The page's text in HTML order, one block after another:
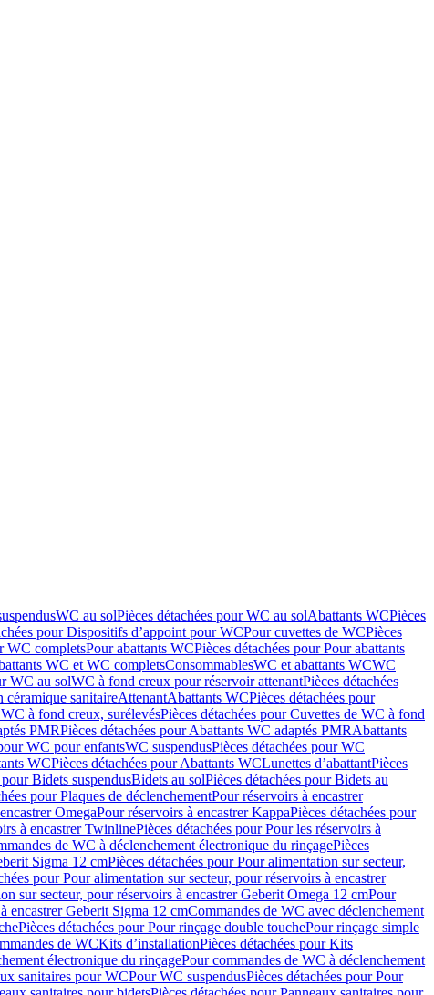
WC au solPièces détachées pour WC au solAbattants WCPièces
pour Dispositifs d’appoint pour WCPour cuvettes de WCPièces
WC completsPour abattants WCPièces détachées pour Pour abattants
WC et WC completsConsommablesWC et abattants WCWC
WC au solWC à fond creux pour réservoir attenantPièces détachées
céramique sanitaireAttenantAbattants WCPièces détachées pour
à fond creux, surélevésPièces détachées pour Cuvettes de WC à fond
PMRPièces détachées pour Abattants WC adaptés PMRAbattants
WC pour enfantsWC suspendusPièces détachées pour WC
WCPièces détachées pour Abattants WCLunettes d’abattantPièces
Bidets suspendusBidets au solPièces détachées pour Bidets au
pour Plaques de déclenchementPour réservoirs à encastrer
OmegaPour réservoirs à encastrer KappaPièces détachées pour
à encastrer TwinlinePièces détachées pour Pour les réservoirs à
de WC à déclenchement électronique du rinçagePièces
Sigma 12 cmPièces détachées pour Pour alimentation sur secteur,
pour Pour alimentation sur secteur, pour réservoirs à encastrer
sur secteur, pour réservoirs à encastrer Geberit Omega 12 cmPour
encastrer Geberit Sigma 12 cmCommandes de WC avec déclenchement
Pièces détachées pour Pour rinçage double touchePour rinçage simple
de WCKits d’installationPièces détachées pour Kits
électronique du rinçagePour commandes de WC à déclenchement
sanitaires pour WCPour WC suspendusPièces détachées pour Pour